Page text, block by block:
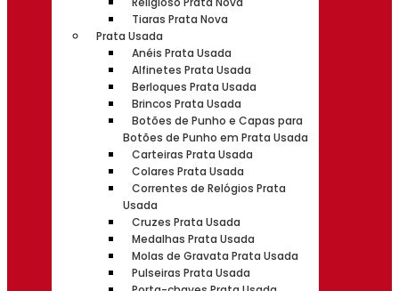
Tiaras Prata Nova
Prata Usada
Anéis Prata Usada
Alfinetes Prata Usada
Berloques Prata Usada
Brincos Prata Usada
Botões de Punho e Capas para
Botões de Punho em Prata Usada
Carteiras Prata Usada
Colares Prata Usada
Correntes de Relógios Prata
Usada
Cruzes Prata Usada
Medalhas Prata Usada
Molas de Gravata Prata Usada
Pulseiras Prata Usada